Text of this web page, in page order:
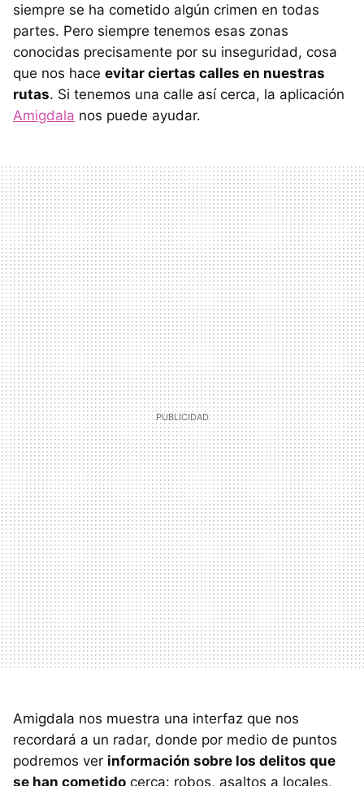
siempre se ha cometido algún crimen en todas
partes. Pero siempre tenemos esas zonas
conocidas precisamente por su inseguridad, cosa
que nos hace evitar ciertas calles en nuestras
rutas. Si tenemos una calle así cerca, la aplicación
Amigdala nos puede ayudar.
Amigdala nos muestra una interfaz que nos
recordará a un radar, donde por medio de puntos
podremos ver información sobre los delitos que
se han cometido cerca: robos, asaltos a locales,